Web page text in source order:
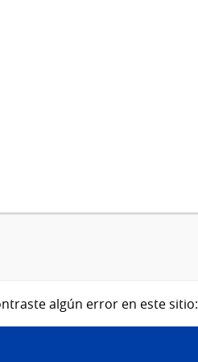
algún error en este sitio: